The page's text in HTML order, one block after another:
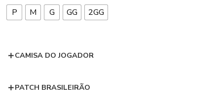
P M G GG 2GG
CAMISA DO JOGADOR
PATCH BRASILEIRÃO